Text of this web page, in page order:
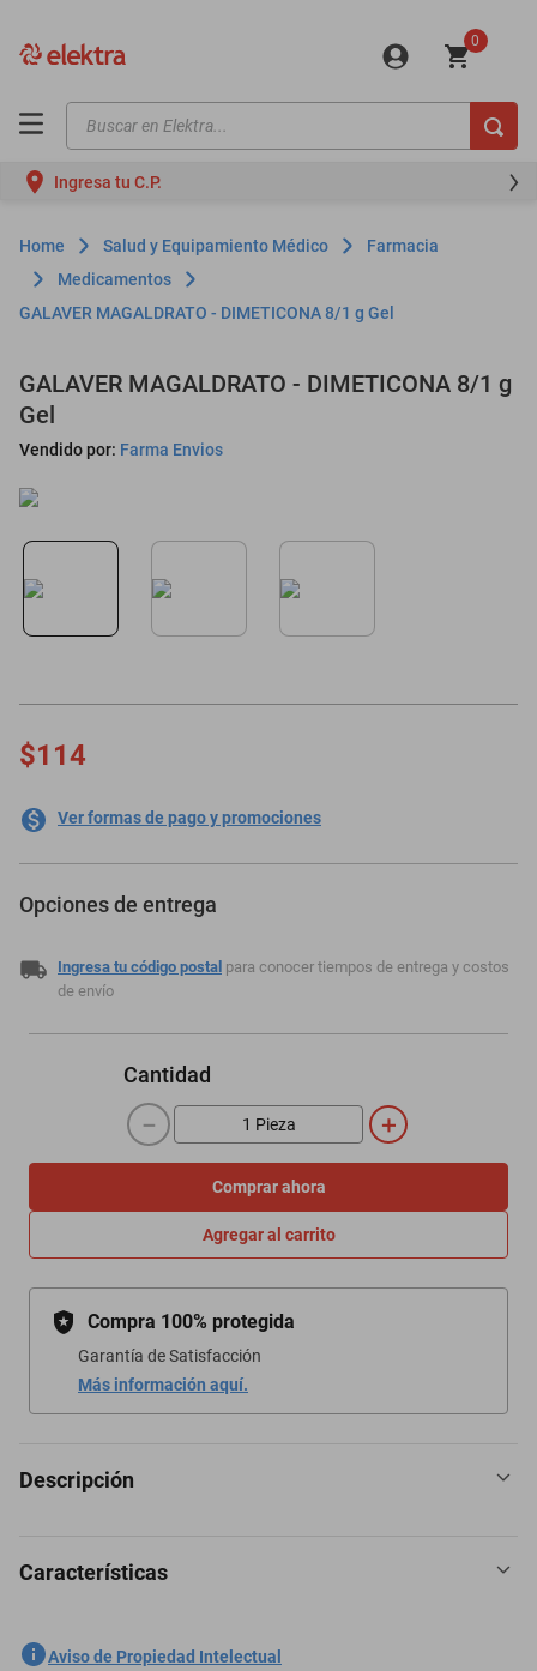
0
Buscar en Elektra...
Ingresa tu C.P.
Salud y Equipamiento Médico
Farmacia
Medicamentos
GALAVER MAGALDRATO - DIMETICONA 8/1 g Gel
GALAVER MAGALDRATO - DIMETICONA 8/1 g
Gel
Vendido por: Farma Envios
$114
Ver formas de pago y promociones
Opciones de entrega
Ingresa tu código postal para conocer tiempos de entrega y costos
de envío
Cantidad
＋
－
Comprar ahora
Agregar al carrito
Compra 100% protegida
Garantía de Satisfacción
Más información aquí.
Descripción
GALAVER MAGALDRATO - DIMETICONA 8/1 g Gel
Características
SKU
Aviso de Propiedad Intelectual
motos
moto
celulares
iphones
colchones